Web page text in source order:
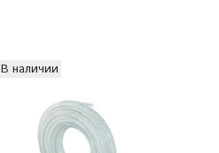
В наличии